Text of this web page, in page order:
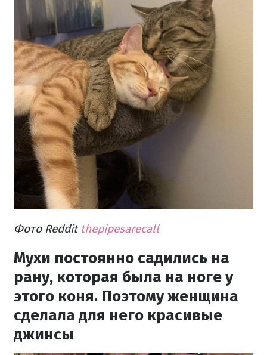
Фото Reddit thepipesarecall
Мухи постоянно садились на
рану, которая была на ноге у
этого коня. Поэтому женщина
сделала для него красивые
джинсы